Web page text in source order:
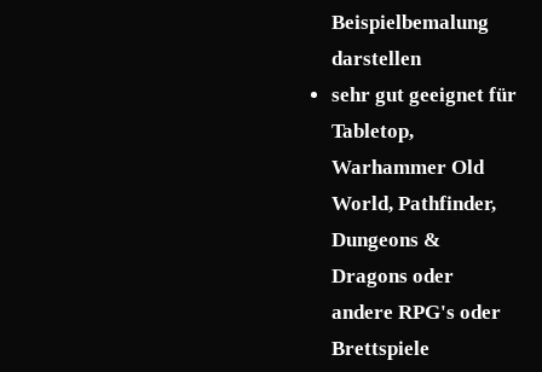
Beispielbemalung
darstellen
sehr gut geeignet für
Tabletop,
Warhammer Old
World, Pathfinder,
Dungeons &
Dragons oder
andere RPG's oder
Brettspiele